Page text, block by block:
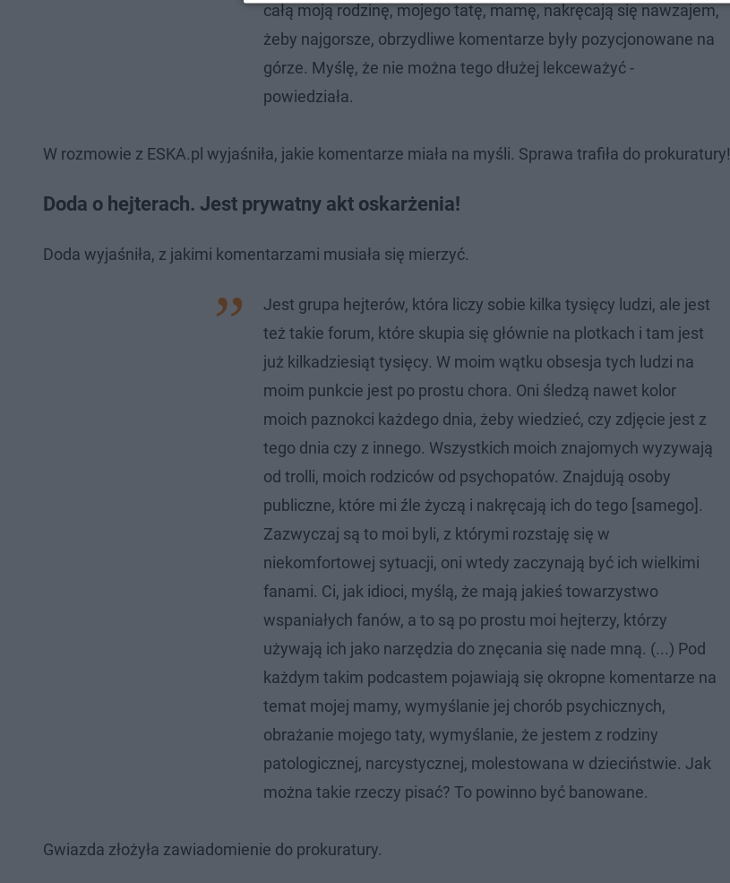
całą moją rodzinę, mojego tatę, mamę, nakręcają się nawzajem,
żeby najgorsze, obrzydliwe komentarze były pozycjonowane na
górze. Myślę, że nie można tego dłużej lekceważyć -
powiedziała.
W rozmowie z ESKA.pl wyjaśniła, jakie komentarze miała na myśli. Sprawa trafiła do prokuratury!
Doda o hejterach. Jest prywatny akt oskarżenia!
Doda wyjaśniła, z jakimi komentarzami musiała się mierzyć.
Jest grupa hejterów, która liczy sobie kilka tysięcy ludzi, ale jest
też takie forum, które skupia się głównie na plotkach i tam jest
już kilkadziesiąt tysięcy. W moim wątku obsesja tych ludzi na
moim punkcie jest po prostu chora. Oni śledzą nawet kolor
moich paznokci każdego dnia, żeby wiedzieć, czy zdjęcie jest z
tego dnia czy z innego. Wszystkich moich znajomych wyzywają
od trolli, moich rodziców od psychopatów. Znajdują osoby
publiczne, które mi źle życzą i nakręcają ich do tego [samego].
Zazwyczaj są to moi byli, z którymi rozstaję się w
niekomfortowej sytuacji, oni wtedy zaczynają być ich wielkimi
fanami. Ci, jak idioci, myślą, że mają jakieś towarzystwo
wspaniałych fanów, a to są po prostu moi hejterzy, którzy
używają ich jako narzędzia do znęcania się nade mną. (...) Pod
każdym takim podcastem pojawiają się okropne komentarze na
temat mojej mamy, wymyślanie jej chorób psychicznych,
obrażanie mojego taty, wymyślanie, że jestem z rodziny
patologicznej, narcystycznej, molestowana w dzieciństwie. Jak
można takie rzeczy pisać? To powinno być banowane.
Gwiazda złożyła zawiadomienie do prokuratury.